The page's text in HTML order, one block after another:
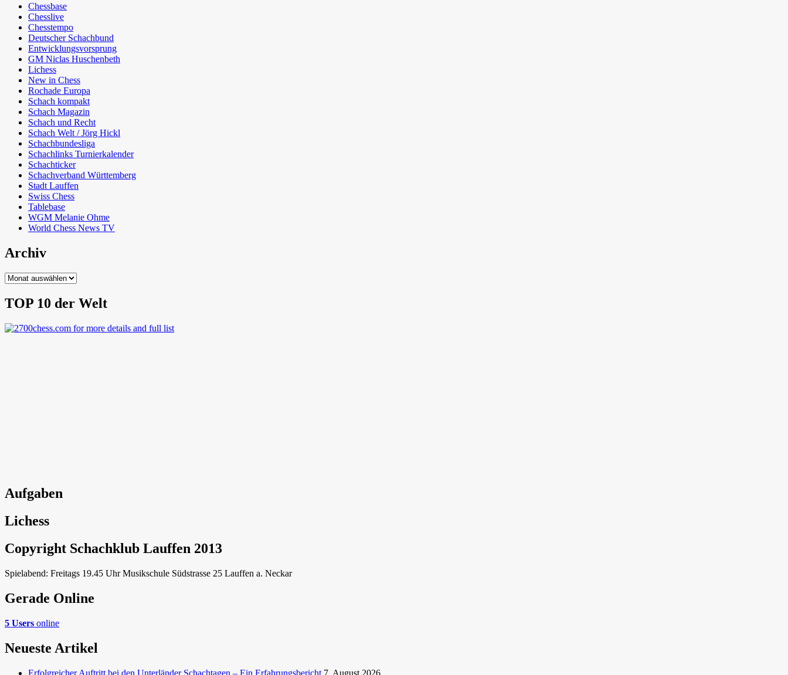
Chessbase
Chesslive
Chesstempo
Deutscher Schachbund
Entwicklungsvorsprung
GM Niclas Huschenbeth
Lichess
New in Chess
Rochade Europa
Schach kompakt
Schach Magazin
Schach und Recht
Schach Welt / Jörg Hickl
Schachbundesliga
Schachlinks Turnierkalender
Schachticker
Schachverband Württemberg
Stadt Lauffen
Swiss Chess
Tablebase
WGM Melanie Ohme
World Chess News TV
Archiv
Archiv
TOP 10 der Welt
Aufgaben
Lichess
Copyright Schachklub Lauffen 2013
Spielabend: Freitags 19.45 Uhr Musikschule Südstrasse 25 Lauffen a. Neckar
Gerade Online
5 Users online
Neueste Artikel
Erfolgreicher Auftritt bei den Unterländer Schachtagen – Ein Erfahrungsbericht 7. August 2026